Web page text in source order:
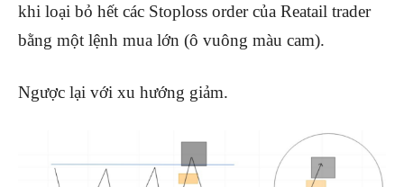
khi loại bỏ hết các Stoploss order của Reatail trader
bằng một lệnh mua lớn (ô vuông màu cam).
Ngược lại với xu hướng giảm.